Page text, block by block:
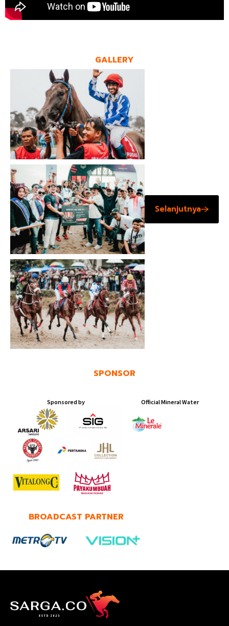
GALLERY
Selanjutnya
SPONSOR
Sponsored by Official Mineral Water ​
BROADCAST PARTNER